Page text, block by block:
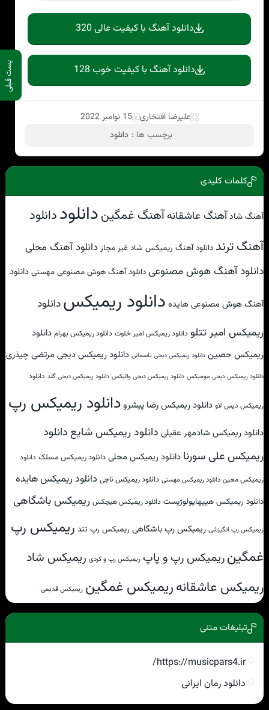
پست قبلی
دانلود آهنگ با کیفیت عالی 320
دانلود آهنگ با کیفیت خوب 128
علیرضا افتخاری 15 نوامبر 2022
برچسب ها : دانلود
کلمات کلیدی
آهنگ شادآهنگ عاشقانهآهنگ غمگیندانلوددانلود
آهنگ ترند دانلود آهنگ ریمیکس شاد غیر مجازدانلود آهنگ محلی
دانلود آهنگ هوش مصنوعیدانلود آهنگ هوش مصنوعی مهستیدانلود
آهنگ هوش مصنوعی هایده دانلود ریمیکسدانلود
ریمیکس امیر تتلو دانلود ریمیکس امیر خلوت دانلود ریمیکس بهرام دانلود
ریمیکس حصین دانلود ریمیکس دیجی تاسمانی دانلود ریمیکس دیجی مرتضی چیذری
دانلود ریمیکس دیجی مومیکس دانلود ریمیکس دیجی والیکس دانلود ریمیکس دیجی گلد دانلود
ریمیکس دیس لاو دانلود ریمیکس رضا پیشرودانلود ریمیکس رپ
دانلود ریمیکس شادمهر عقیلی دانلود ریمیکس شایع دانلود
ریمیکس علی سورنا دانلود ریمیکس محلی دانلود ریمیکس مسلک دانلود
ریمیکس معین دانلود ریمیکس مهستی دانلود ریمیکس ناجی دانلود ریمیکس هایده
دانلود ریمیکس هیپهاپولوژیست دانلود ریمیکس هیچکس ریمیکس باشگاهی
ریمیکس رپ انگیزشی ریمیکس رپ باشگاهی ریمیکس رپ تند ریمیکس رپ
غمگینریمیکس رپ و پاپ ریمیکس رپ و کردی ریمیکس شاد
ریمیکس عاشقانهریمیکس غمگین ریمیکس قدیمی
تبلیغات متنی
https://musicpars4.ir/
دانلود رمان ایرانی